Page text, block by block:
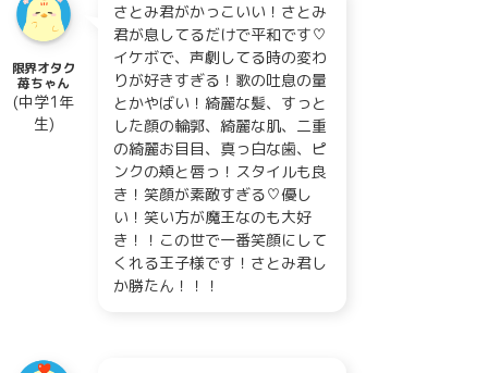
限界オタク
苺ちゃん
(中学1年
生)
さとみ君がかっこいい！さとみ
君が息してるだけで平和です♡
イケボで、声劇してる時の変わ
りが好きすぎる！歌の吐息の量
とかやばい！綺麗な髪、すっと
した顔の輪郭、綺麗な肌、二重
の綺麗お目目、真っ白な歯、ピ
ンクの頬と唇っ！スタイルも良
き！笑顔が素敵すぎる♡優し
い！笑い方が魔王なのも大好
き！！この世で一番笑顔にして
くれる王子様です！さとみ君し
か勝たん！！！